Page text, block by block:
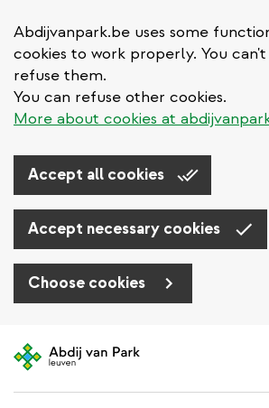
Abdijvanpark.be uses some
cookies to work properly. You can't
refuse them.
You can refuse other cookies.
More about cookies at
Accept all cookies
Accept necessary cookies
Choose cookies
au